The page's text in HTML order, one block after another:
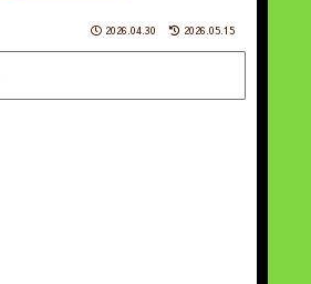
2026.04.30 2026.05.15